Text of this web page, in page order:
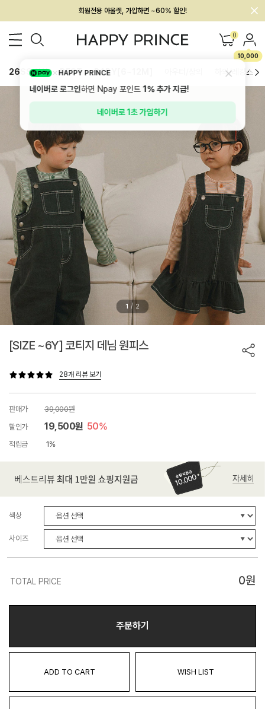
회원전용 아울렛, 가입하면 ~60% 할인!
멤버십 최대 28,000원 혜택 0
10,000
26SS 신상 BEST BABY[6~12M] 하의/레깅스
1 / 2
[SIZE ~6Y] 코티지 데님 원피스
28개 리뷰 보기
판매가
39,000원
할인가
19,500원 50%
적립금 1%
색상
사이즈
TOTAL PRICE 0원
주문하기
ADD TO CART WISH LIST
HAPPY PRINCE
네이버로 로그인하면 Npay 포인트1%추가 지급!
네이버로 1초 가입하기